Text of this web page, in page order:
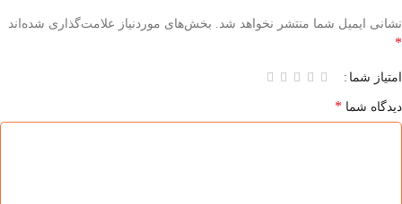
نشانی ایمیل شما منتشر نخواهد شد. بخش‌های موردنیاز علامت‌گذاری شده‌اند
*
امتیاز شما
دیدگاه شما *